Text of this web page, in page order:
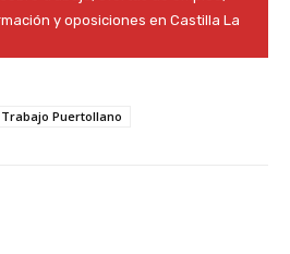
y oposiciones en Castilla La
Trabajo Puertollano